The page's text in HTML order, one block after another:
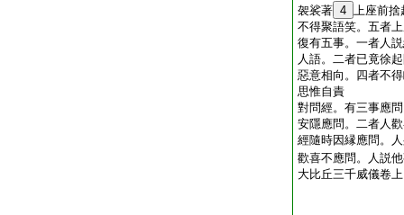
袈裟著 4 上座前捨
不得聚語笑。五者
復有五事。一者人
人語。二者已竟徐
惡意相向。四者不
思惟自責
對問經。有三事應
安隱應問。二者人
經隨時因縁應問。
歡喜不應問。人説
大比丘三千威儀卷上